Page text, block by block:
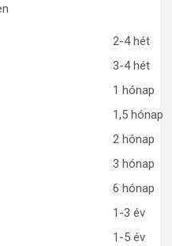
2-4 hét
3-4 hét
1 hónap
1,5 hónap
2 hónap
3 hónap
6 hónap
1-3 év
1-5 év